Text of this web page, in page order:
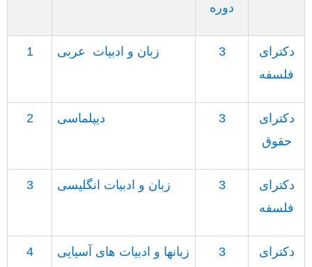
دوره
1 زبان و ادبیات عربی 3
دکترای
فلسفه
2 دیپلماسی 3
دکترای
حقوق
3 زبان و ادبیات انگلیسی 3
دکترای
فلسفه
4
زبانها و ادبیات های آسیایی
3
دکترای